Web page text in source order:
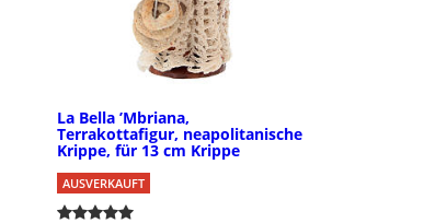
La Bella ’Mbriana,
Terrakottafigur, neapolitanische
Krippe, für 13 cm Krippe
AUSVERKAUFT